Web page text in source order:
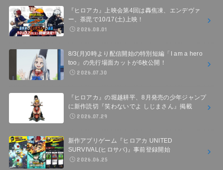
『ヒロアカ』上映会第4回は轟焦凍、エンデヴァ
ー、荼毘で10/17(土)上映！
2026.08.01
8/3(月)0時より配信開始の特別短編「I am a hero
too」の先行場面カットが6枚公開！
2026.07.30
『ヒロアカ』の堀越耕平、8月発売の少年ジャンプ
に新作読切『笑わないでよ しじまさん』掲載
2026.07.29
新作アプリゲーム『ヒロアカ UNITED
SURVIVAL(ヒロサバ)』事前登録開始
2026.06.25